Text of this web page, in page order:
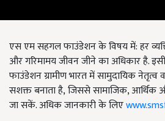
एस एम सहगल फाउंडेशन के विषय में: हर
और गरिमामय जीवन जीने का अधिकार है.
फाउंडेशन ग्रामीण भारत में सामुदायिक
सशक्त बनाता है,जिससे सामाजिक,आर्थिक
जा सकें. अधिक जानकारी के लिए